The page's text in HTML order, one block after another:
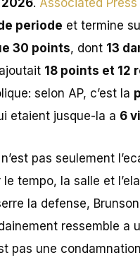
. Associated Press
periode et termine
30 points, dont 13
ajoutait 18 points et 12
selon AP, c’est la
etaient jusque-la a 6
pas seulement
tempo, la salle et
la defense,
ressemble a
pas une